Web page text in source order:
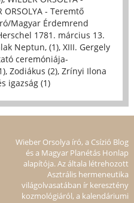
ORSOLYA - Teremtő
Magyar Érdemrend
1781. március 13.
Neptun, (1), XIII. Gergely
ceremóniája-
, Zodiákus (2), Zrínyi Ilona
igazság (1)
Wieber Orsolya író, a Csízió Blog
és a Magyar Planétás Honlap
alapítója. Az általa létrehozott
Asztrális hermeneutika
világolvasatában ír keresztény
kozmológiáról, a kalendáriumi